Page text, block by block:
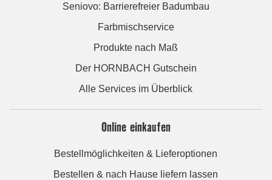
Seniovo: Barrierefreier Badumbau
Farbmischservice
Produkte nach Maß
Der HORNBACH Gutschein
Alle Services im Überblick
Online einkaufen
Bestellmöglichkeiten & Lieferoptionen
Bestellen & nach Hause liefern lassen